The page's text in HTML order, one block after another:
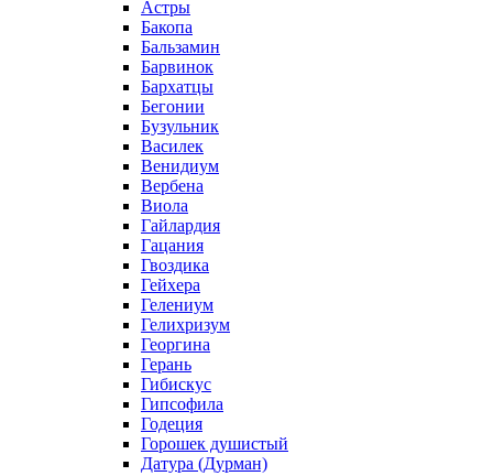
Астры
Бакопа
Бальзамин
Барвинок
Бархатцы
Бегонии
Бузульник
Василек
Венидиум
Вербена
Виола
Гайлардия
Гацания
Гвоздика
Гейхера
Гелениум
Гелихризум
Георгина
Герань
Гибискус
Гипсофила
Годеция
Горошек душистый
Датура (Дурман)